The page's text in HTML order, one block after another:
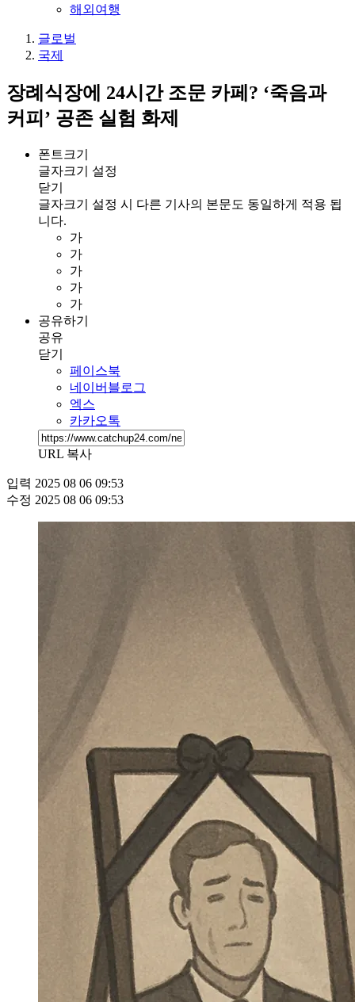
해외여행
글로벌
국제
장례식장에 24시간 조문 카페? ‘죽음과
커피’ 공존 실험 화제
폰트크기
글자크기 설정
닫기
글자크기 설정 시 다른 기사의 본문도 동일하게 적용 됩
니다.
가
가
가
가
가
공유하기
공유
닫기
페이스북
네이버블로그
엑스
카카오톡
URL 복사
입력 2025 08 06 09:53
수정 2025 08 06 09:53